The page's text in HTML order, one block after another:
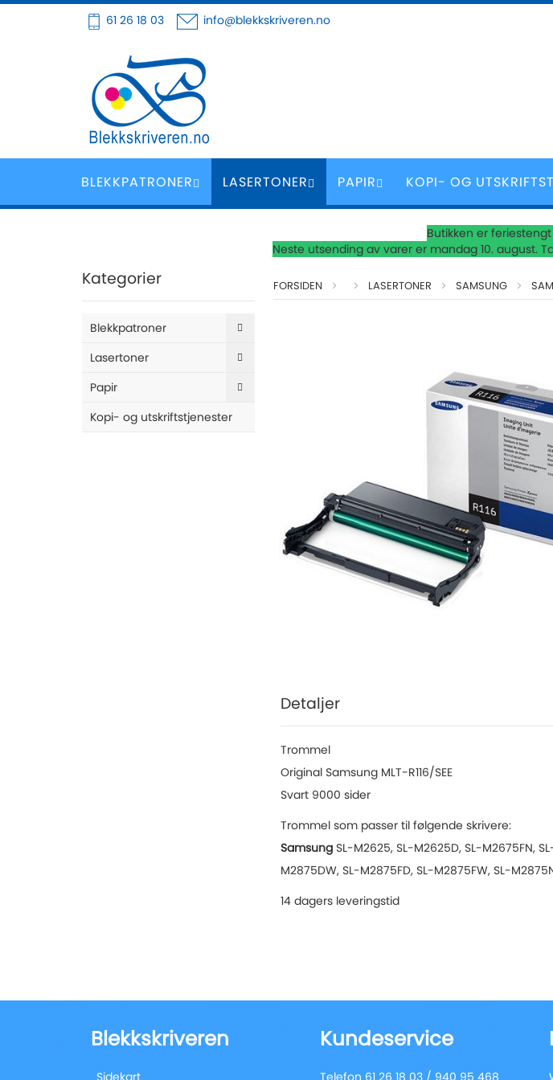
Hoppe
innhold
61 26 18 03 info@blekkskriveren.no
BLEKKPATRONER LASERTONER PAPIR KOPI- OG
Butikken er
Neste utsending av varer er mandag 10. august.
FORSIDEN LASERTONER SAMSUNG
the
beginning
of
the
images
gallery
Detaljer
Trommel
Original Samsung MLT-R116/SEE
Svart 9000 sider
Trommel som passer til følgende skrivere:
Samsung SL-M2625, SL-M2625D, SL-M2675FN,
M2875DW, SL-M2875FD, SL-M2875FW, SL-
14 dagers leveringstid
Kategorier
Blekkpatroner
Lasertoner
Papir
Kopi- og utskriftstjenester
Blekkskriveren
Sidekart
Kundeservice
Telefon 61 26 18 03 / 940 95 468